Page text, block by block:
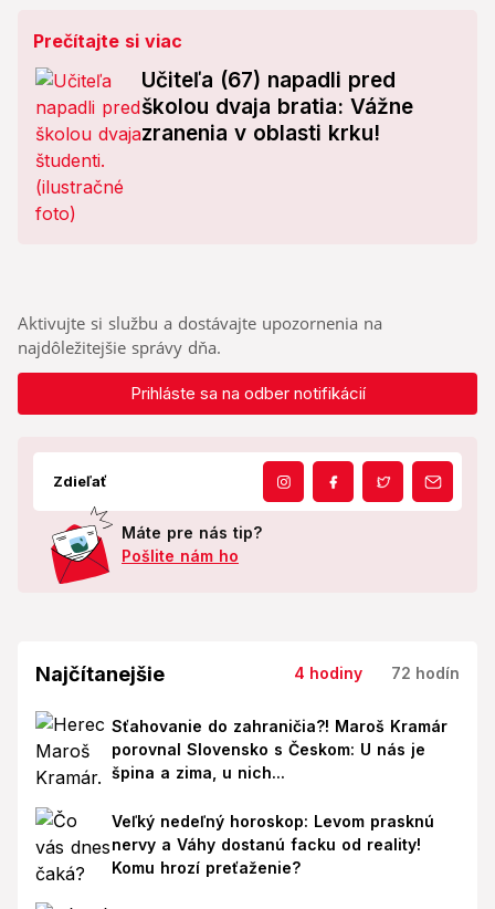
Prečítajte si viac
Učiteľa (67) napadli pred
školou dvaja bratia: Vážne
zranenia v oblasti krku!
Aktivujte si službu a dostávajte upozornenia na
najdôležitejšie správy dňa.
Prihláste sa na odber notifikácií
Zdieľať
Máte pre nás tip?
Pošlite nám ho
Najčítanejšie 4 hodiny 72 hodín
Sťahovanie do zahraničia?! Maroš Kramár
porovnal Slovensko s Českom: U nás je
špina a zima, u nich...
Veľký nedeľný horoskop: Levom prasknú
nervy a Váhy dostanú facku od reality!
Komu hrozí preťaženie?